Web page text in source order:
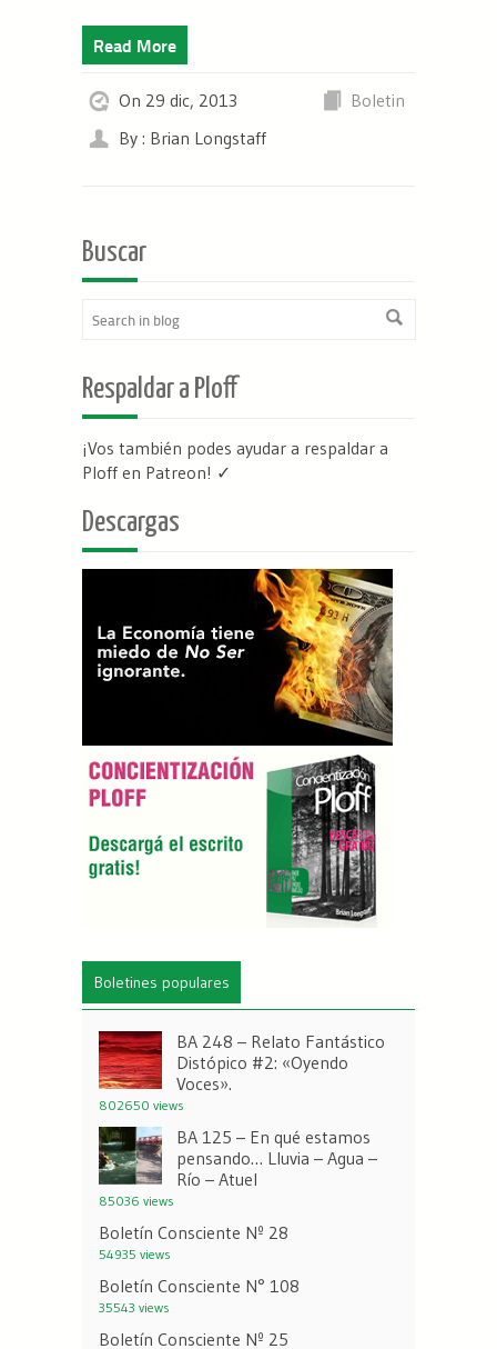
Read More
On 29 dic, 2013
Boletin
By : Brian Longstaff
Buscar
Respaldar a Ploff
¡Vos también podes ayudar a respaldar a
Ploff en Patreon! ✓
Descargas
Boletines populares
BA 248 – Relato Fantástico
Distópico #2: «Oyendo
Voces».
802650 views
BA 125 – En qué estamos
pensando… Lluvia – Agua –
Río – Atuel
85036 views
Boletín Consciente Nº 28
54935 views
Boletín Consciente N° 108
35543 views
Boletín Consciente Nº 25